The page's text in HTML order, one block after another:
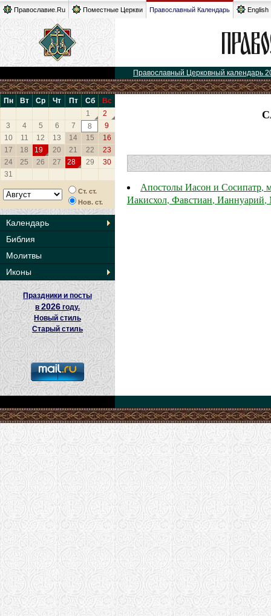
Православие.Ru Поместные Церкви Православный Календарь English
Православный Церковный календарь
Пн Вт Ср Чт Пт Сб
Вс
1
2
3
4 5 6 7 8
9
10
11 12 13 14 15
16
17
18 19 20 21 22
23
24
25 26 27 28 29
30
31
Ст. ст.
Нов. ст.
Календарь
Библия
Молитвы
Иконы
Праздники и посты
в2026 году.
Новый стиль
Старый стиль
Апостолы Иасон и Сосипатр,
Иакисхол, Фавстиан,